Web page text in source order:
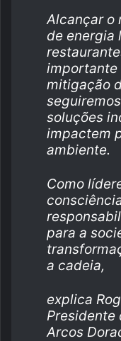
Alcançar o
de energia
importante
mitigação
soluções
impactem
ambiente.
Como
para a
a cadeia,
explica
Presidente
Arcos